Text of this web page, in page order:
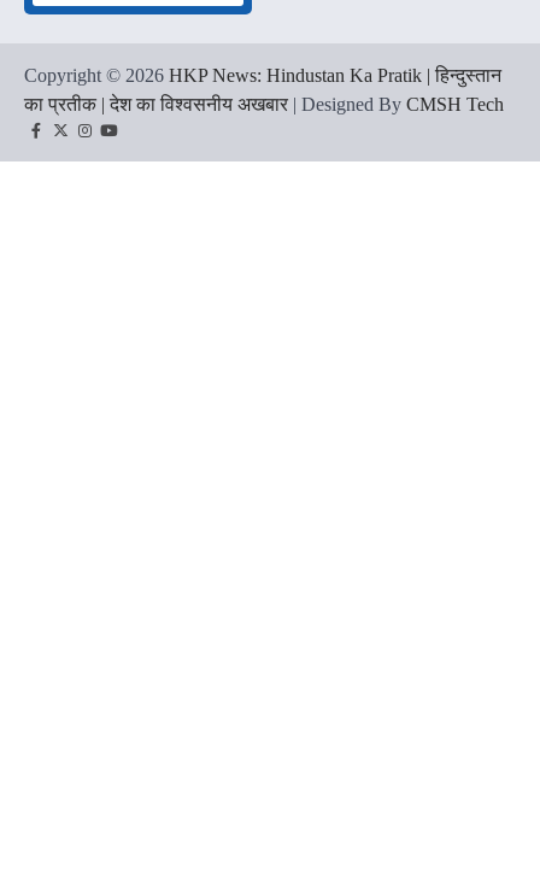
Copyright © 2026 HKP News: Hindustan Ka Pratik | हिन्दुस्तान
का प्रतीक | देश का विश्वसनीय अखबार | Designed By CMSH Tech
Facebook
TwitterInstagram
YouTube